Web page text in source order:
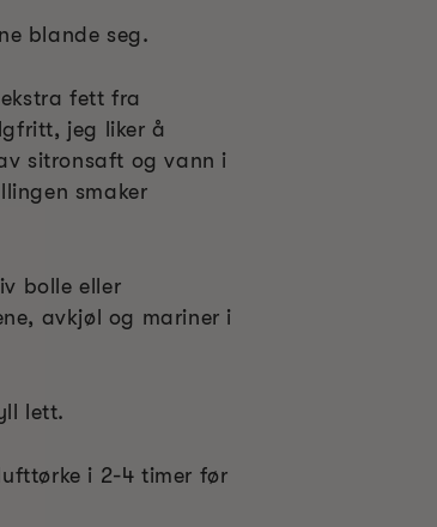
blande seg.
fett fra
jeg liker å
sitronsaft og vann i
smaker
bolle eller
avkjøl og mariner i
lett.
i 2-4 timer før